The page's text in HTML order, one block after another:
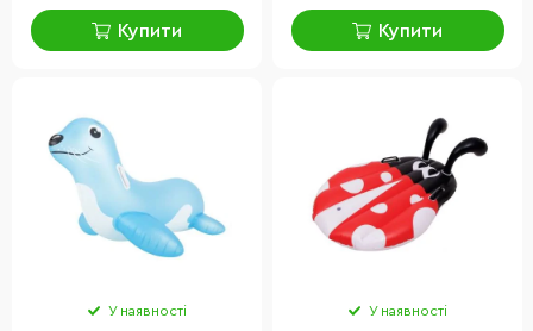
Купити Купити
У наявності У наявності